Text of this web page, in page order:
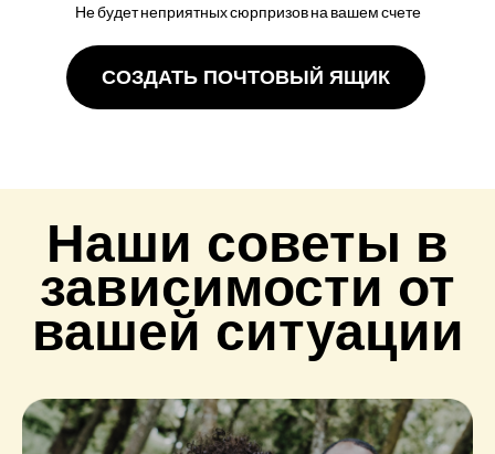
Не будет неприятных сюрпризов на вашем счете
СОЗДАТЬ ПОЧТОВЫЙ ЯЩИК
Наши советы в
зависимости от
вашей ситуации